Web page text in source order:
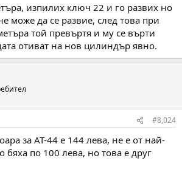
изпилих ключ 22 и го развих но
може да се развие, след това при
той превъртя и му се върти
отиват на нов цилиндър явно.
#8,024
за АТ-44 е 144 лева, не е от най-
бяха по 100 лева, но това е друг